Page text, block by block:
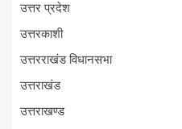
उत्तर प्रदेश
उत्तरकाशी
उत्तरराखंड विधानसभा
उत्तराखंड
उत्तराखण्ड